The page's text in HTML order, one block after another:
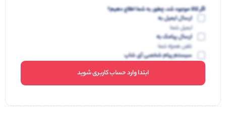
اگر کالا موجود شد، چطور به شما اطلاع دهیم؟
ارسال ایمیل به
ایمیل شما
ارسال پیامک به
تلفن همراه شما
سیستم پیام شخصی آی شاپ
ابتدا وارد حساب کاربری شوید